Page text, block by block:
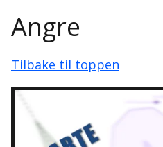
Angre
Tilbake til toppen